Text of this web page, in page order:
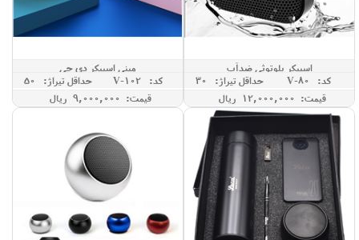
اسپیکر بلوتوثی ضدآب
کد: V-80
حداقل تيراژ: 30
قیمت: 12,000,000 ريال
مینی اسپیکر دی جی
کد: V-102
حداقل تيراژ: 50
قیمت: 9,000,000 ريال